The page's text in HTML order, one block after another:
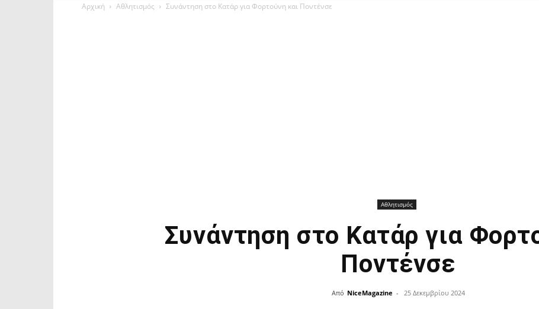
Αρχική Αθλητισμός Συνάντηση στο Κατάρ για Φορτούνη και Ποντένσε
Αθλητισμός
Συνάντηση στο Κατάρ για
Ποντένσε
Από NiceMagazine - 25 Δεκεμβρίου 2024